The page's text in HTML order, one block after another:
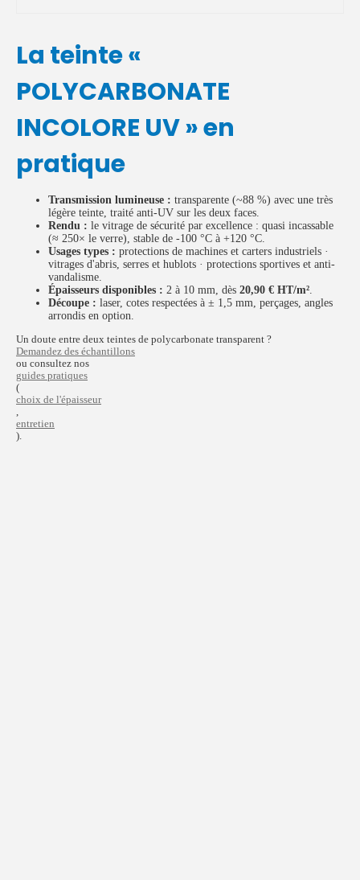
La teinte «
POLYCARBONATE
INCOLORE UV » en
pratique
Transmission lumineuse : transparente (~88 %) avec une très
légère teinte, traité anti-UV sur les deux faces.
Rendu : le vitrage de sécurité par excellence : quasi incassable
(≈ 250× le verre), stable de -100 °C à +120 °C.
Usages types : protections de machines et carters industriels ·
vitrages d'abris, serres et hublots · protections sportives et anti-
vandalisme.
Épaisseurs disponibles : 2 à 10 mm, dès 20,90 € HT/m².
Découpe : laser, cotes respectées à ± 1,5 mm, perçages, angles
arrondis en option.
Un doute entre deux teintes de polycarbonate transparent ?
Demandez des échantillons
ou consultez nos
guides pratiques
(
choix de l'épaisseur
,
entretien
).